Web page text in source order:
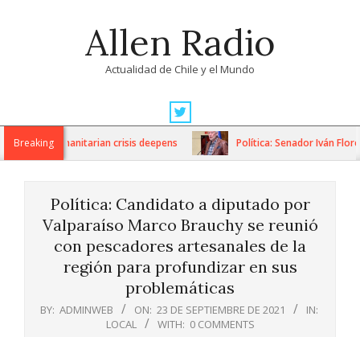
Allen Radio
Actualidad de Chile y el Mundo
Navigation
MenuBreaking
as humanitarian crisis deepens Política: Senador Iván Flores
Política: Candidato a diputado por
Valparaíso Marco Brauchy se reunió
con pescadores artesanales de la
región para profundizar en sus
problemáticas
BY: ADMINWEB ON: 23 DE SEPTIEMBRE DE 2021
IN:
LOCAL
WITH: 0 COMMENTS